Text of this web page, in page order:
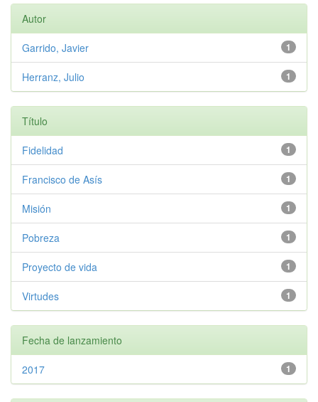
Autor
1
Garrido, Javier
1
Herranz, Julio
Título
1
Fidelidad
1
Francisco de Asís
1
Misión
1
Pobreza
1
Proyecto de vida
1
Virtudes
Fecha de lanzamiento
1
2017